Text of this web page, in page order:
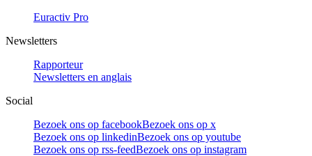
Euractiv Pro
Newsletters
Rapporteur
Newsletters en anglais
Social
Bezoek ons op facebookBezoek ons op x
Bezoek ons op linkedinBezoek ons op youtube
Bezoek ons op rss-feedBezoek ons op instagram